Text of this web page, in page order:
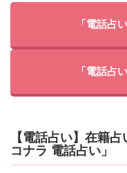
「電話占
「電話占
【電話占い】在籍
コナラ 電話占い」